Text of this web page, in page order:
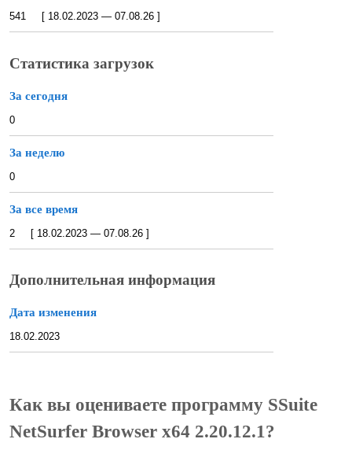
541 [ 18.02.2023 — 07.08.26 ]
Статистика загрузок
За сегодня
0
За неделю
0
За все время
2 [ 18.02.2023 — 07.08.26 ]
Дополнительная информация
Дата изменения
18.02.2023
Как вы оцениваете программу SSuite
NetSurfer Browser x64 2.20.12.1?